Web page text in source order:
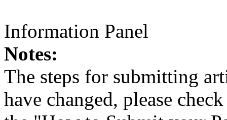
Information Panel
Notes:
The steps for submitting
have changed, please